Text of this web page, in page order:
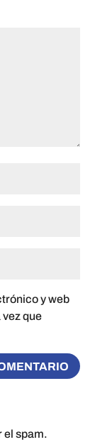
y web
que
el spam.